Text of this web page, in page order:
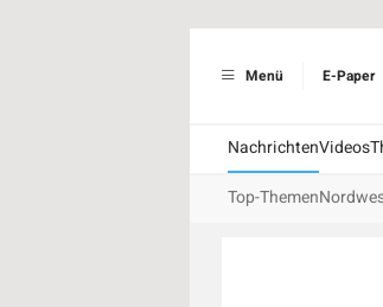
Menü E-Paper
NachrichtenVideos
Top-Themen